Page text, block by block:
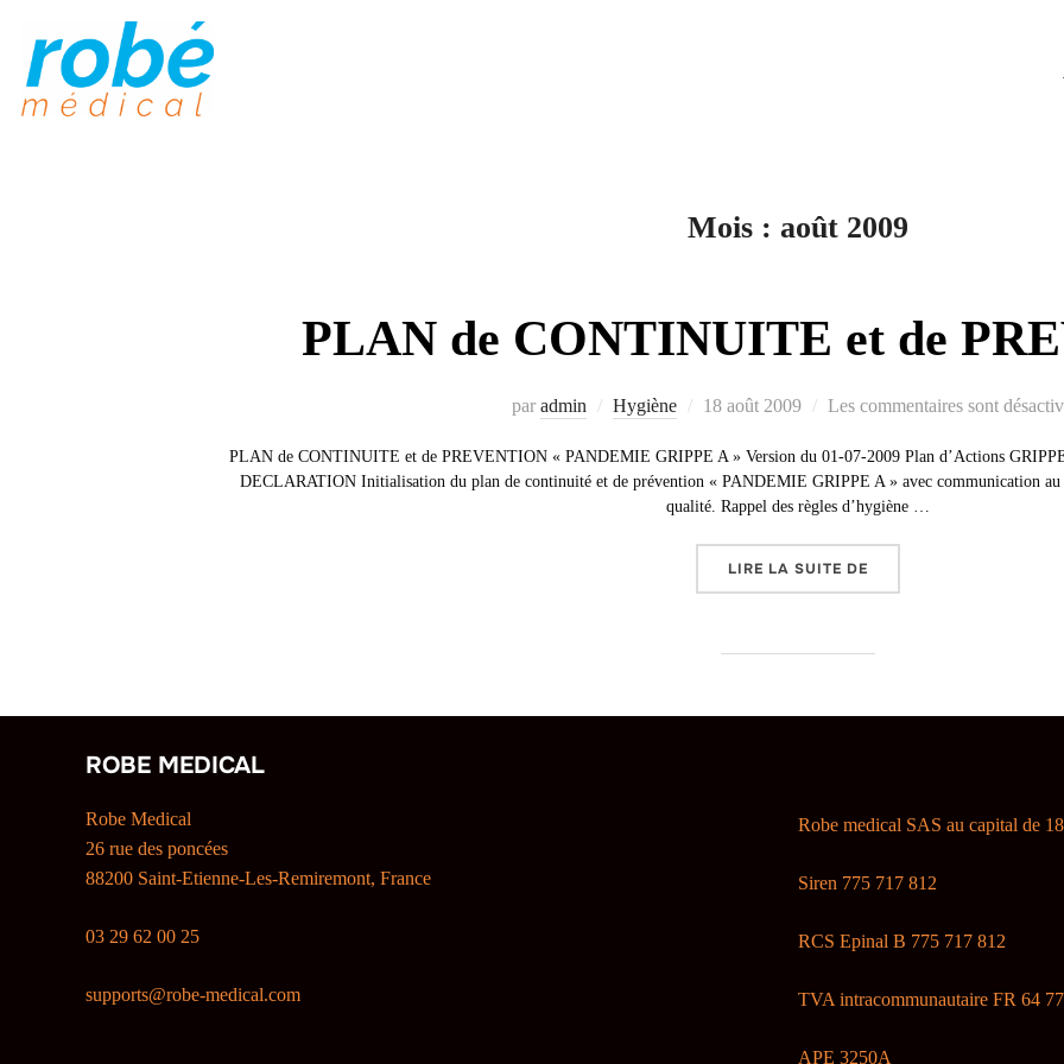
contenu
Mois : août 2009
PLAN de CONTINUITE et de
par admin Hygiène
Publié
18 août 2009 Les commentaires sont
PLAN de CONTINUITE et de PREVENTION « PANDEMIE GRIPPE A » Version du 01-07-2009 Plan d’Actions
DECLARATION Initialisation du plan de continuité et de prévention « PANDEMIE GRIPPE A » avec communication au
qualité. Rappel des règles d’hygiène …
LIRE LA SUITE DE
ROBE MEDICAL
Robe Medical
26 rue des poncées
88200 Saint-Etienne-Les-Remiremont, France
03 29 62 00 25
supports@robe-medical.com
Robe medical SAS au capital de
Siren 775 717 812
RCS Epinal B 775 717 812
TVA intracommunautaire FR 64
APE 3250A